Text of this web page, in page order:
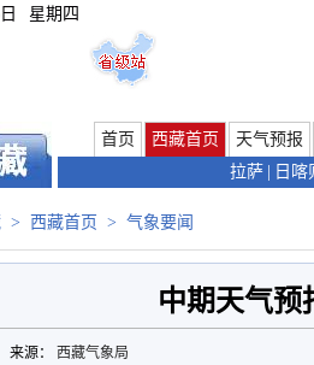
星期四
首页 西藏首页
天气预报
拉萨
日喀
> 西藏首页 > 气象要闻
中期天气预
来源： 西藏气象局